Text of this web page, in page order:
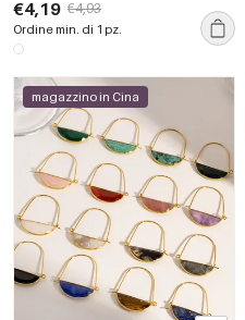
eleganti e impermeabili
€4,19 €4,93
Ordine min. di 1 pz.
magazzino in Cina